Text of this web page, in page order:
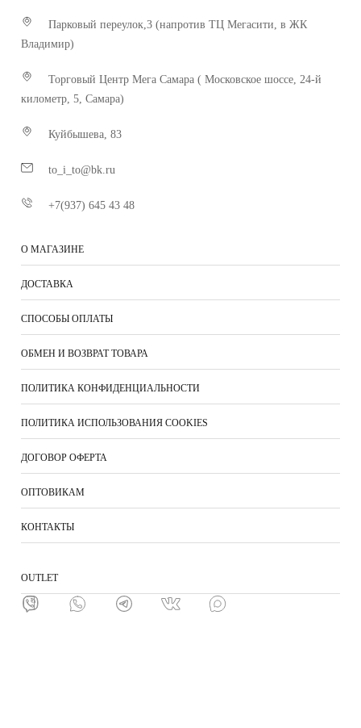
Парковый переулок,3 (напротив ТЦ Мегасити, в ЖК
Владимир)
Торговый Центр Мега Самара ( Московское шоссе, 24-й
километр, 5, Самара)
Куйбышева, 83
to_i_to@bk.ru
+7(937) 645 43 48
О МАГАЗИНЕ
ДОСТАВКА
СПОСОБЫ ОПЛАТЫ
ОБМЕН И ВОЗВРАТ ТОВАРА
ПОЛИТИКА КОНФИДЕНЦИАЛЬНОСТИ
ПОЛИТИКА ИСПОЛЬЗОВАНИЯ COOKIES
ДОГОВОР ОФЕРТА
ОПТОВИКАМ
КОНТАКТЫ
ОUTLET